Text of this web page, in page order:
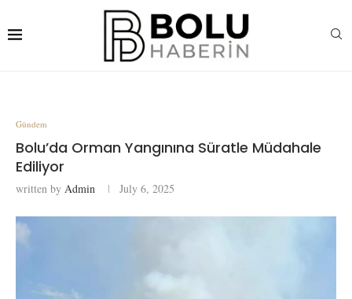
Gündem
Bolu’da Orman Yangınına Süratle Müdahale
Ediliyor
written by Admin July 6, 2025